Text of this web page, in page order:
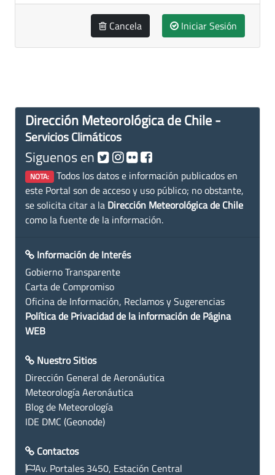
Cancela Iniciar Sesión
Dirección Meteorológica de Chile -
Servicios Climáticos
Siguenos en
NOTA: Todos los datos e información publicados en
este Portal son de acceso y uso público; no obstante,
se solicita citar a la Dirección Meteorológica de Chile
como la fuente de la información.
Información de Interés
Gobierno Transparente
Carta de Compromiso
Oficina de Información, Reclamos y Sugerencias
Política de Privacidad de la información de Página
WEB
Nuestro Sitios
Dirección General de Aeronáutica
Meteorología Aeronáutica
Blog de Meteorología
IDE DMC (Geonode)
Contactos
Av. Portales 3450, Estación Central